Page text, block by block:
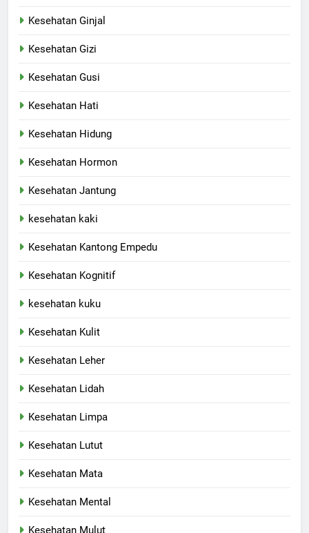
Kesehatan Ginjal
Kesehatan Gizi
Kesehatan Gusi
Kesehatan Hati
Kesehatan Hidung
Kesehatan Hormon
Kesehatan Jantung
kesehatan kaki
Kesehatan Kantong Empedu
Kesehatan Kognitif
kesehatan kuku
Kesehatan Kulit
Kesehatan Leher
Kesehatan Lidah
Kesehatan Limpa
Kesehatan Lutut
Kesehatan Mata
Kesehatan Mental
Kesehatan Mulut